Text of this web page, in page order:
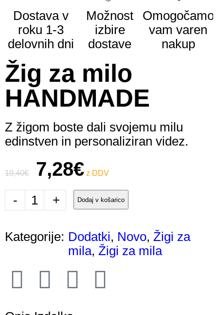
Dostava v
roku 1-3
delovnih dni
Možnost
izbire
dostave
Omogočamo
vam varen
nakup
Žig za milo
HANDMADE
Z žigom boste dali svojemu milu
edinstven in personaliziran videz.
10,40€ 7,28€
- + Dodaj v košarico
Kategorije: Dodatki, Novo, Žigi za
mila, Žigi za mila